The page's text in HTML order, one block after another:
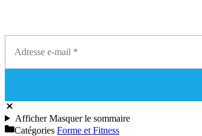
AfficherMasquerle sommaire
Catégories Forme et Fitness